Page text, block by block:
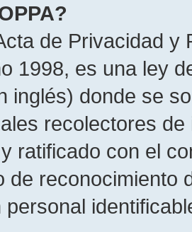
de Privacidad
1998, es una ley
inglés) donde se
recolectores
ratificado con el
de reconocimiento
personal